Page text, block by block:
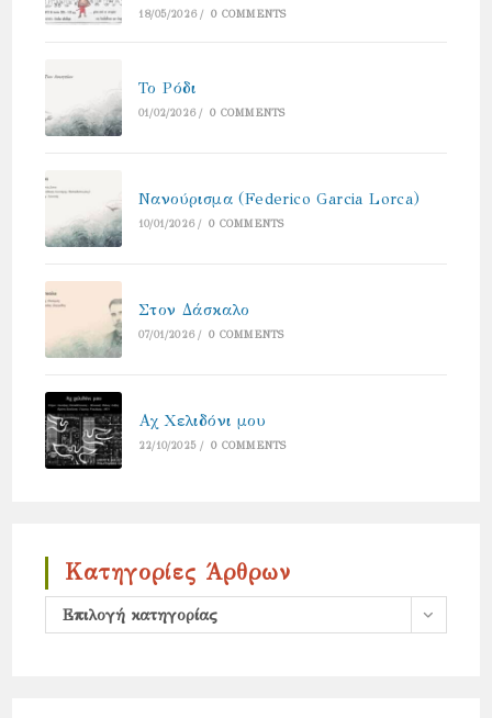
18/05/2026 / 0 COMMENTS
Το Ρόδι
01/02/2026 / 0 COMMENTS
Νανούρισμα (Federico Garcia Lorca)
10/01/2026 / 0 COMMENTS
Στον Δάσκαλο
07/01/2026 / 0 COMMENTS
Αχ Χελιδόνι μου
22/10/2025 / 0 COMMENTS
Κατηγορίες Άρθρων
Κατηγορίες
Επιλογή κατηγορίας